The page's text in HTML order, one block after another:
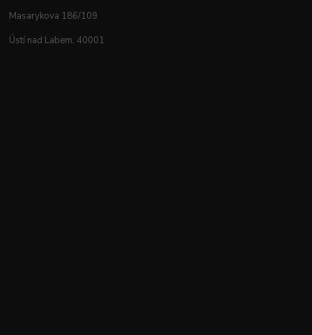
Masarykova 186/109
Ústí nad Labem, 40001